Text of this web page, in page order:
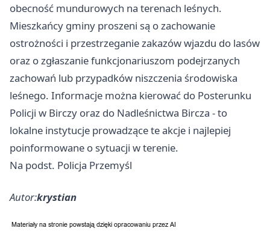
obecność mundurowych na terenach leśnych.
Mieszkańcy gminy proszeni są o zachowanie
ostrożności i przestrzeganie zakazów wjazdu do lasów
oraz o zgłaszanie funkcjonariuszom podejrzanych
zachowań lub przypadków niszczenia środowiska
leśnego. Informacje można kierować do Posterunku
Policji w Birczy oraz do Nadleśnictwa Bircza - to
lokalne instytucje prowadzące te akcje i najlepiej
poinformowane o sytuacji w terenie.
Na podst. Policja Przemyśl
Autor:krystian